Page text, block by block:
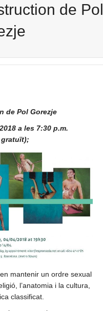
de Pol
de Pol Gorezje
a les 7:30 p.m.
mantenir un ordre sexual
l’anatomia i la cultura,
classificat.